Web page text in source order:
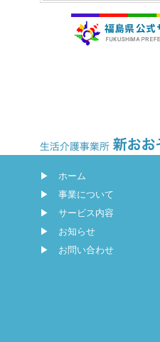
▶ ホーム
▶ 事業について
▶ サービス内容
▶ お知らせ
▶ お問い合わせ